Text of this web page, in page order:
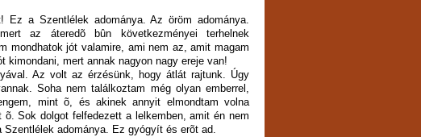
Ez a Szentlélek adománya. Az öröm adománya.
az áteredõ bûn következményei terhelnek
mondhatok jót valamire, ami nem az, amit magam
kimondani, mert annak nagyon nagy ereje van!
Az volt az érzésünk, hogy átlát rajtunk. Úgy
Soha nem találkoztam még olyan emberrel,
mint õ, és akinek annyit elmondtam volna
Sok dolgot felfedezett a lelkemben, amit én nem
adománya. Ez gyógyít és erõt ad.